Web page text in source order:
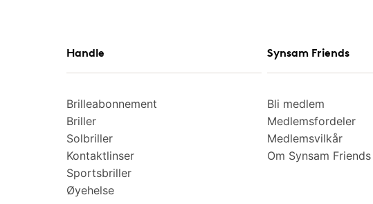
Handle
Brilleabonnement
Briller
Solbriller
Kontaktlinser
Sportsbriller
Øyehelse
Synsam Friends
Bli medlem
Medlemsfordeler
Medlemsvilkår
Om Synsam Friends